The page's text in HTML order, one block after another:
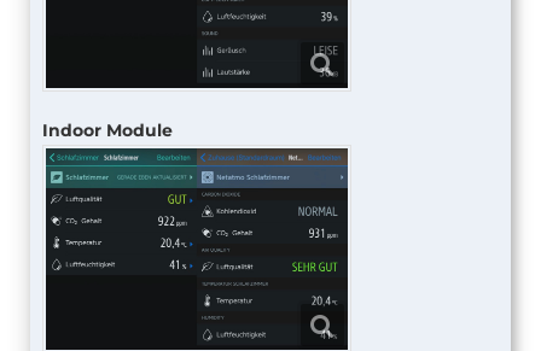
Indoor Module